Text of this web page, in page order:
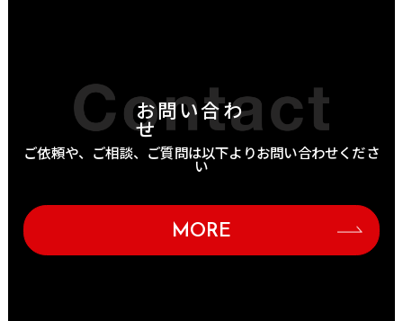
お問い合わ
せ
ご依頼や、ご相談、ご質問は以下よりお問い合わせくださ
い
MORE